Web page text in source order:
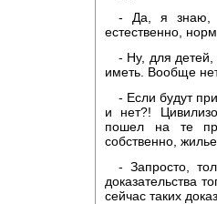
- Да, я знаю,
естественно,
- Ну, для
иметь. Вообще
- Если будут
и нет?!
пошел на те
собственно,
- Запросто,
доказательства
сейчас таких